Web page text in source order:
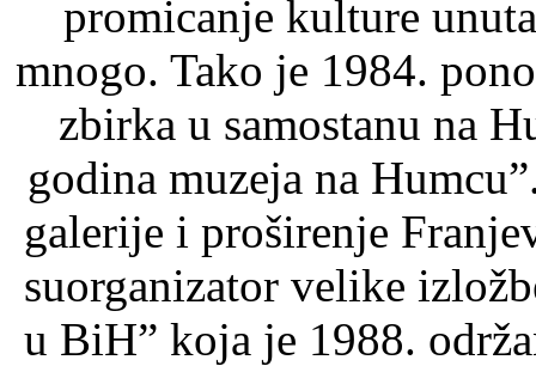
promicanje kulture
mnogo. Tako je 1984.
zbirka u samostanu na
godina muzeja na
galerije i proširenje
suorganizator velike
u BiH” koja je 1988.